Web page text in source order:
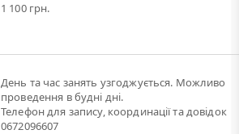
1 100 грн.
День та час занять узгоджується. Можливо
проведення в будні дні.
Телефон для запису, координації та довідок
0672096607